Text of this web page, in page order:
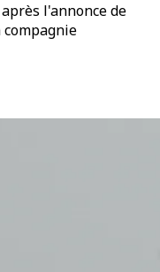
l'annonce de
compagnie